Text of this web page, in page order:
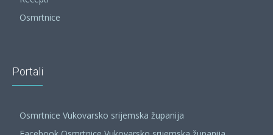
Osmrtnice
Portali
Osmrtnice Vukovarsko srijemska županija